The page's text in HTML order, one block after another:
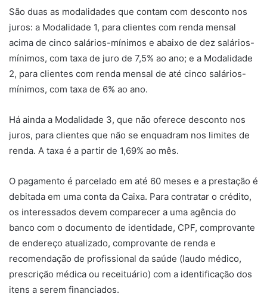
São duas as modalidades que contam com desconto nos
juros: a Modalidade 1, para clientes com renda mensal
acima de cinco salários-mínimos e abaixo de dez salários-
mínimos, com taxa de juro de 7,5% ao ano; e a Modalidade
2, para clientes com renda mensal de até cinco salários-
mínimos, com taxa de 6% ao ano.
Há ainda a Modalidade 3, que não oferece desconto nos
juros, para clientes que não se enquadram nos limites de
renda. A taxa é a partir de 1,69% ao mês.
O pagamento é parcelado em até 60 meses e a prestação é
debitada em uma conta da Caixa. Para contratar o crédito,
os interessados devem comparecer a uma agência do
banco com o documento de identidade, CPF, comprovante
de endereço atualizado, comprovante de renda e
recomendação de profissional da saúde (laudo médico,
prescrição médica ou receituário) com a identificação dos
itens a serem financiados.